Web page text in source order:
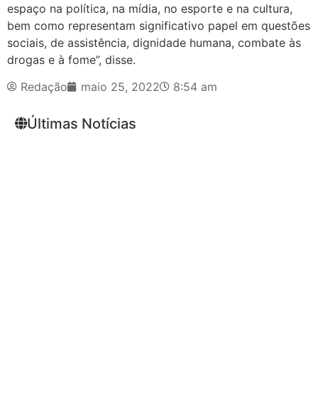
espaço na política, na mídia, no esporte e na cultura,
bem como representam significativo papel em questões
sociais, de assistência, dignidade humana, combate às
drogas e à fome”, disse.
Redação
maio 25, 2022 8:54 am
Últimas Notícias